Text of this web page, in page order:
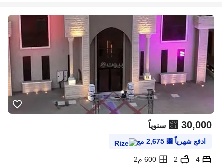
⃁ 30,000 سنوياً
ادفع شهرياً ⃁
2,675 مع
4
2
600 م2